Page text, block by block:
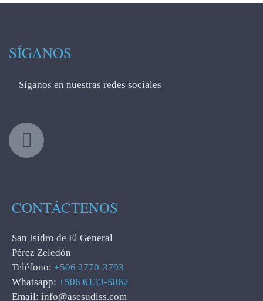
SÍGANOS
Síganos en nuestras redes sociales
CONTÁCTENOS
San Isidro de El General
Pérez Zeledón
Teléfono: +506 2770-3793
Whatsapp: +506 6133-5862
Email: info@asesudiss.com